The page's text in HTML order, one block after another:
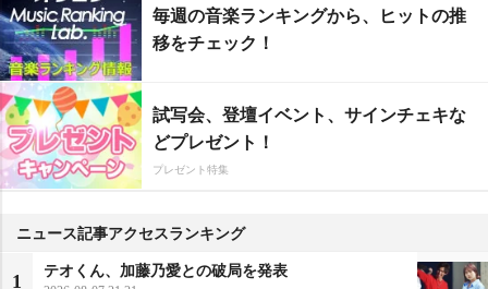
毎週の音楽ランキングから、ヒットの推
移をチェック！
試写会、登壇イベント、サインチェキな
どプレゼント！
プレゼント特集
ニュース記事アクセスランキング
1
テオくん、加藤乃愛との破局を発表